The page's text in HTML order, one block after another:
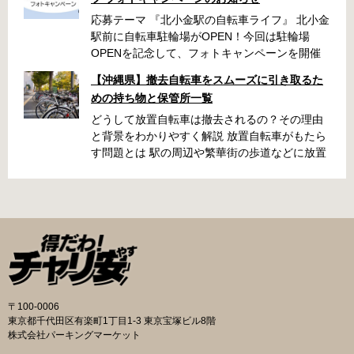
応募テーマ 『北小金駅の自転車ライフ』 北小金
駅前に自転車駐輪場がOPEN！今回は駐輪場
OPENを記念して、フォトキャンペーンを開催
車が写っている写真」を撮影いただき、みなさ
まの北小金駅周辺での思い出を写真とともに共
有できたらと思います。 素敵な写真の投稿をお
待ちしております！ 応募期間 2025年9月22日～
10月31日 ・キャンペーン期間中に何度も投稿可
シュタグ： #北小金駅の自転車ライフ メンシ
ョン ： @niringram 賞品 応募いただいた方
の中から抽選で QUOカードPay500円分×10名
様 投稿のルール・注意事項 ・キャンペーン期間
中に何度も投稿可能です。 ・応募期間内の投稿
は隠す加工をして投稿してください。 ・以下の
写真は選考対象外となります。 公道での違反行
【沖縄県】撤去自転車をスムーズに引き取るた
めの持ち物と保管所一覧
どうして放置自転車は撤去されるの？その理由
と背景をわかりやすく解説 放置自転車がもたら
す問題とは 駅の周辺や繁華街の歩道などに放置
置されることでゴミの投棄や治安の悪化につな
がるケースもあります。こうしたトラブルを未
然に防ぐために、自治体では定期的に撤去作業
が実施されています。 撤去の流れと手続き 自転
車が放置されていると判断された場合、自治体
を求めます。指定された日数を経過しても移動
されないと、保管所に移送されます。おおむね
〒100-0006
東京都千代田区有楽町1丁目1-3 東京宝塚ビル8階
株式会社パーキングマーケット